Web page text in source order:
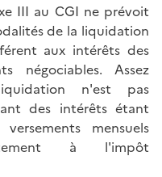
III au CGI ne prévoit
de la liquidation
aux intérêts des
négociables. Assez
n'est pas
des intérêts étant
mensuels
à l'impôt